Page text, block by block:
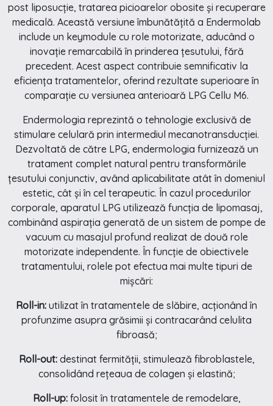
post liposucție, tratarea picioarelor obosite și recuperare
medicală. Această versiune îmbunătățită a Endermolab
include un keymodule cu role motorizate, aducând o
inovație remarcabilă în prinderea țesutului, fără
precedent. Acest aspect contribuie semnificativ la
eficiența tratamentelor, oferind rezultate superioare în
comparație cu versiunea anterioară LPG Cellu M6.
Endermologia reprezintă o tehnologie exclusivă de
stimulare celulară prin intermediul mecanotransducției.
Dezvoltată de către LPG, endermologia furnizează un
tratament complet natural pentru transformările
țesutului conjunctiv, având aplicabilitate atât în domeniul
estetic, cât și în cel terapeutic. În cazul procedurilor
corporale, aparatul LPG utilizează funcția de lipomasaj,
combinând aspirația generată de un sistem de pompe de
vacuum cu masajul profund realizat de două role
motorizate independente. În funcție de obiectivele
tratamentului, rolele pot efectua mai multe tipuri de
mișcări:
Roll-in: utilizat în tratamentele de slăbire, acționând în
profunzime asupra grăsimii și contracarând celulita
fibroasă;
Roll-out:destinat fermității, stimulează fibroblastele,
consolidând rețeaua de colagen și elastină;
Roll-up: folosit în tratamentele de remodelare,